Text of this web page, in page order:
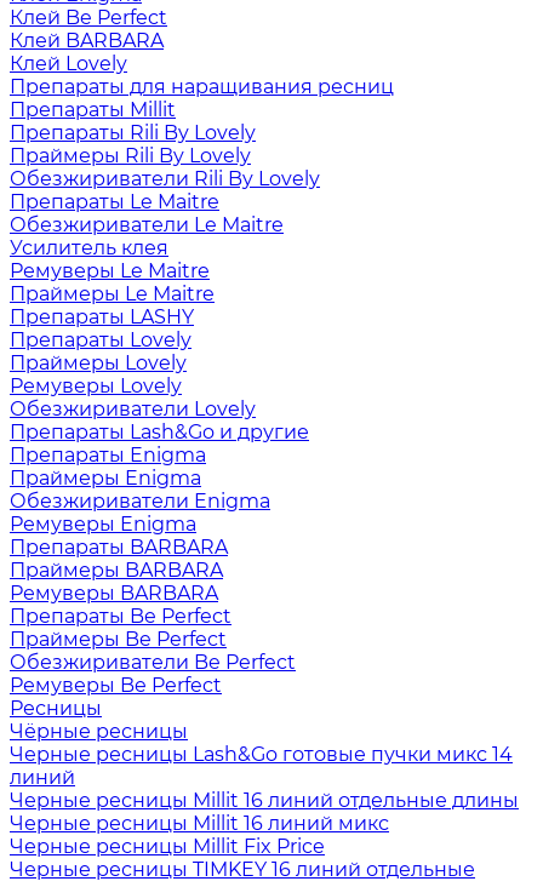
Клей Be Perfect
Клей BARBARA
Клей Lovely
Препараты для наращивания ресниц
Препараты Millit
Препараты Rili By Lovely
Праймеры Rili By Lovely
Обезжириватели Rili By Lovely
Препараты Le Maitre
Обезжириватели Le Maitre
Усилитель клея
Ремуверы Le Maitre
Праймеры Le Maitre
Препараты LASHY
Препараты Lovely
Праймеры Lovely
Ремуверы Lovely
Обезжириватели Lovely
Препараты Lash&Go и другие
Препараты Enigma
Праймеры Enigma
Обезжириватели Enigma
Ремуверы Enigma
Препараты BARBARA
Праймеры BARBARA
Ремуверы BARBARA
Препараты Be Perfect
Праймеры Be Perfect
Обезжириватели Be Perfect
Ремуверы Be Perfect
Ресницы
Чёрные ресницы
Черные ресницы Lash&Go готовые пучки микс 14
линий
Черные ресницы Millit 16 линий отдельные длины
Черные ресницы Millit 16 линий микс
Черные ресницы Millit Fix Price
Черные ресницы TIMKEY 16 линий отдельные